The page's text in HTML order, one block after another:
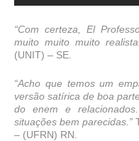
“Com certeza, El
muito muito muito
(UNIT) – SE.
“Acho que temos um
versão satírica de boa
do enem e
situações bem parecidas.”
– (UFRN) RN.